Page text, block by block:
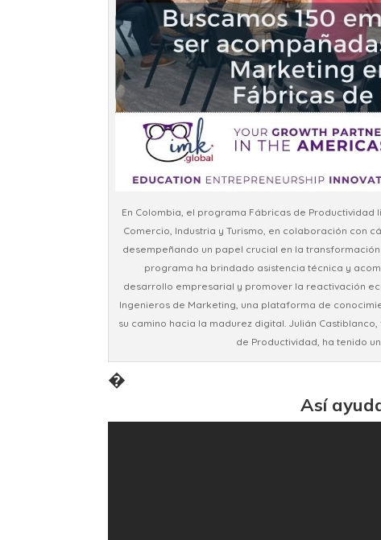
En Colombia, el programa Fábricas de
Comercio, Industria y Turismo, en colaboración con
desempeñando un papel crucial en la
programa ha brindado asistencia técnica y
desarrollo empresarial y promover la reactivación
Ingenieros de Marketing, una plataforma de
su camino hacia la madurez digital. Julián
de Productividad, ha tenido
�
Así